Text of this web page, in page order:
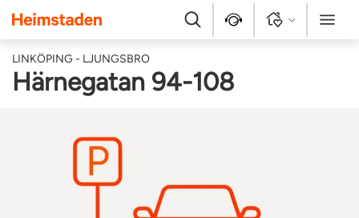
Heimstaden
Sök Kontakt Logga in Meny
LINKÖPING - LJUNGSBRO
Härnegatan 94-108